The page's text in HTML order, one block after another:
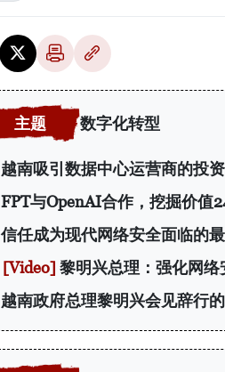
数字化转型
越南吸引数据中心运营商的投资
FPT与OpenAI合作，挖掘价值
信任成为现代网络安全面临的
黎明兴总理：强化网
越南政府总理黎明兴会见辞行